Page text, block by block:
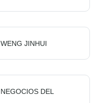
WENG JINHUI
NEGOCIOS DEL